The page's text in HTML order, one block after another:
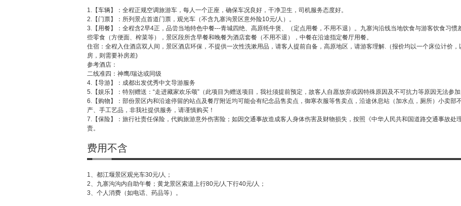
1.【车辆】：全程正规空调旅游车，每人一个正座，确保车况良好，干净卫生，司机服务态度好。
2.【门票】：所列景点首道门票，观光车（不含九寨沟景区意外险10元/人）。
3.【用餐】：全程含2早4正，品尝当地特色中餐---青城四绝、高原牦牛煲、（定点用餐，不用不退）。九寨沟沿线当地饮食与游客饮食习
些零食（方便面、榨菜等），景区段所含早餐和晚餐为酒店套餐（不用不退），中餐在沿途指定餐厅用餐。
住宿：全程入住酒店双人间，景区酒店环保，不提供一次性洗漱用品，请客人提前自备，高原地区，请游客理解.（报价均以一个床位计价
房，则需要补房差)
参考酒店：
二线准四：神鹰/瑞达或同级
4.【导游】：成都出发优秀中文导游服务
5.【娱乐】：特别赠送：“走进藏家欢乐颂”（此项目为赠送项目，我社须提前预定，故客人自愿放弃或因特殊原因及不可抗力等原因无法参加
6.【购物】：部份景区内和沿途停留的站点及餐厅附近均可能会有纪念品售卖点，御寒衣服等售卖点，沿途休息站（加水点，厕所）小卖部
产、手工艺品，非我社提供服务，请谨慎购买！
7.【保险】：旅行社责任保险，代购旅游意外伤害险；如因交通事故造成客人身体伤害及财物损失，按照《中华人民共和国道路交通事故处
责。
费用不含
1、都江堰景区观光车30元/人；
2、九寨沟沟内自助午餐；黄龙景区索道上行80元/人下行40元/人；
3、个人消费（如电话、药品等）。